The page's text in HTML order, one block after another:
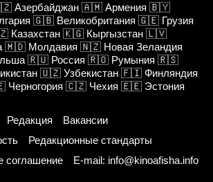
Азербайджан 🇦🇲 Армения 🇧🇾
🇬🇧 Великобритания 🇬🇪 Грузия
Казахстан 🇰🇬 Кыргызстан 🇱🇻
🇲🇩 Молдавия 🇳🇿 Новая Зеландия
🇷🇺 Россия 🇷🇴 Румыния 🇷🇸
🇺🇿 Узбекистан 🇫🇮 Финляндия
Черногория 🇨🇿 Чехия 🇪🇪 Эстония
Редакция
Вакансии
Редакционные стандарты
соглашение
E-mail: info@kinoafisha.info